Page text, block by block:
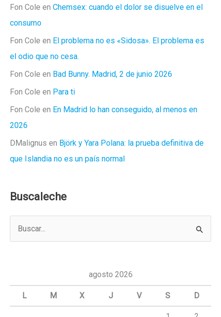
Fon Cole en Chemsex: cuando el dolor se disuelve en el
consumo
Fon Cole en El problema no es «Sidosa». El problema es
el odio que no cesa.
Fon Cole en Bad Bunny. Madrid, 2 de junio 2026
Fon Cole en Para ti
Fon Cole en En Madrid lo han conseguido, al menos en
2026
DMalignus en Björk y Yara Polana: la prueba definitiva de
que Islandia no es un país normal
Buscaleche
a
agosto 2026
L M X J V S D